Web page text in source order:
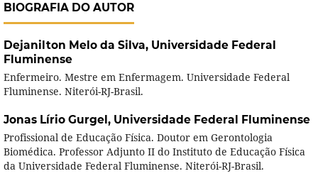
BIOGRAFIA DO AUTOR
Dejanilton Melo da Silva, Universidade Federal
Fluminense
Enfermeiro. Mestre em Enfermagem. Universidade Federal
Fluminense. Niterói-RJ-Brasil.
Jonas Lírio Gurgel, Universidade Federal Fluminense
Profissional de Educação Física. Doutor em Gerontologia
Biomédica. Professor Adjunto II do Instituto de Educação Física
da Universidade Federal Fluminense. Niterói-RJ-Brasil.